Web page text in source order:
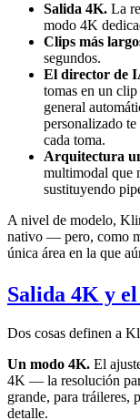
Salida 4K. La
modo 4K
Clips más
segundos.
El director de
tomas en un
general
personalizado
cada toma.
Arquitectura
multimodal que
sustituyendo
A nivel de modelo,
nativo — pero, como
única área en la que
Salida 4K y
Dos cosas definen a
Un modo 4K. El
4K — la resolución
grande, para tráileres,
detalle.